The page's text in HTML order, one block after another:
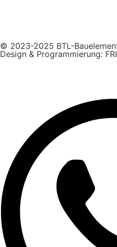
© 2023-2025 BTL-
Design & Programmierung: